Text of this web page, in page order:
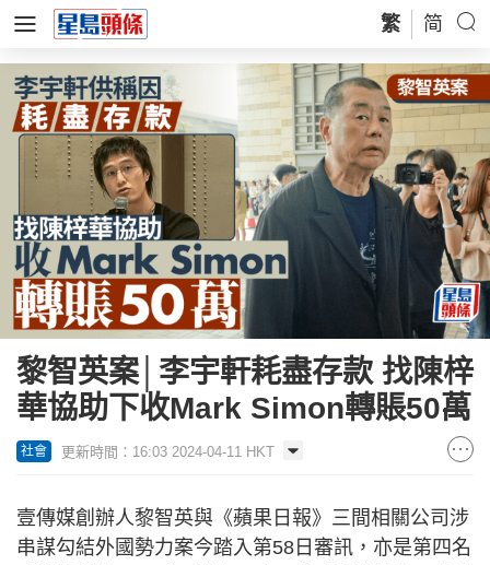
繁 简
黎智英案│李宇軒耗盡存款 找陳梓
華協助下收Mark Simon轉賬50萬
社會 更新時間：16:03 2024-04-11 HKT
壹傳媒創辦人黎智英與《蘋果日報》三間相關公司涉
串謀勾結外國勢力案今踏入第58日審訊，亦是第四名